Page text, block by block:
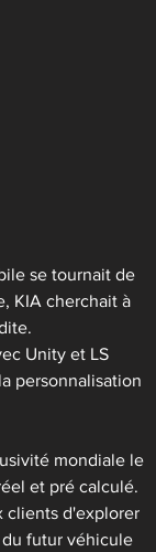
se tournait de
KIA cherchait à
Unity et LS
personnalisation
mondiale le
et pré calculé.
clients d'explorer
futur véhicule